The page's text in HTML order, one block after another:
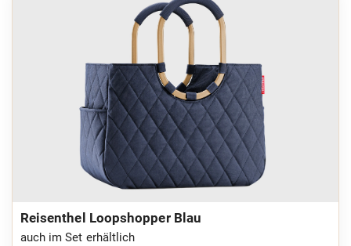
Reisenthel Loopshopper Blau
auch im Set erhältlich